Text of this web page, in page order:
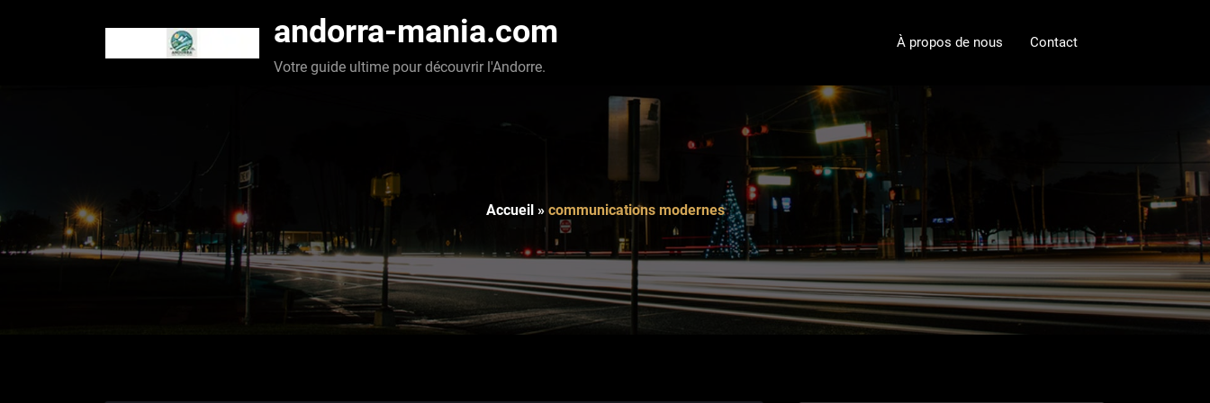
andorra-mania.com
Votre guide ultime pour découvrir l'Andorre.
À propos de nous Contact
Accueil» communications modernes